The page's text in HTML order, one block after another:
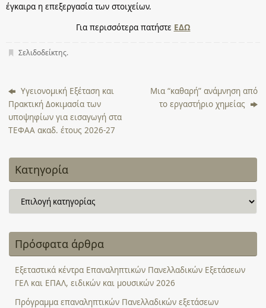
έγκαιρα η επεξεργασία των στοιχείων.
Για περισσότερα πατήστε ΕΔΩ
Σελιδοδείκτης.
Υγειονομική Εξέταση και
Πρακτική Δοκιμασία των
υποψηφίων για εισαγωγή στα
ΤΕΦΑΑ ακαδ. έτους 2026-27
Μια “καθαρή” ανάμνηση από
το εργαστήριο χημείας
Κατηγορία
Πρόσφατα άρθρα
Εξεταστικά κέντρα Επαναληπτικών Πανελλαδικών Εξετάσεων
ΓΕΛ και ΕΠΑΛ, ειδικών και μουσικών 2026
Πρόγραμμα επαναληπτικών Πανελλαδικών εξετάσεων